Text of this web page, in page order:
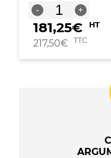
-
quantité
de
Kyocera
TK5390
de
+
181,25€ HT
217,50€ TTC